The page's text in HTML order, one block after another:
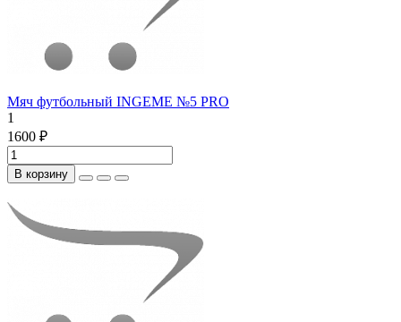
Мяч футбольный INGEME №5 PRO
1
1600 ₽
В корзину